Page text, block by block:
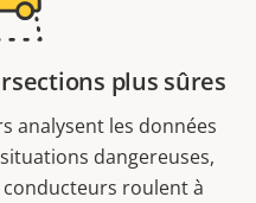
plus sûres
analysent les données
dangereuses,
roulent à